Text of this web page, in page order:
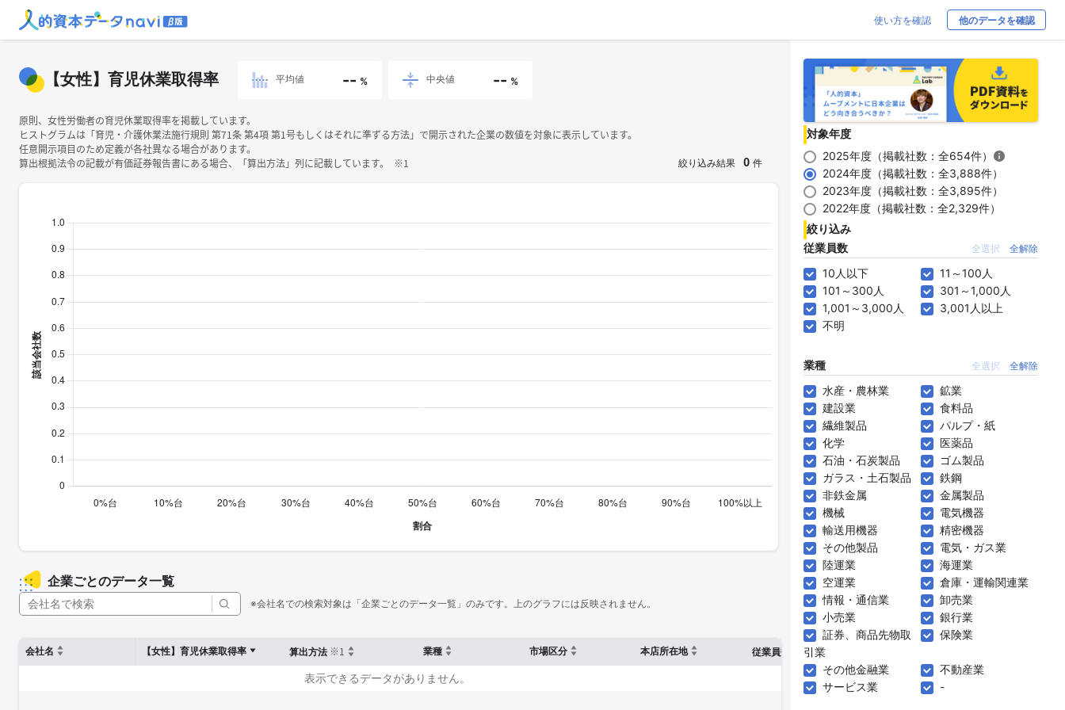
使い方を確認 他のデータを確認
【女性】育児休業取得率 平均値 -- % 中央値 -- %
原則、女性労働者の育児休業取得率を掲載しています。
ヒストグラムは「育児・介護休業法施行規則 第71条 第4項 第1号もしくはそれに準ずる方法」で開示された企業の数値を対象に表示しています。
任意開示項目のため定義が各社異なる場合があります。
算出根拠法令の記載が有価証券報告書にある場合、「算出方法」列に記載しています。 ※1
絞り込み結果 0 件
企業ごとのデータ一覧
※会社名での検索対象は「企業ごとのデータ一覧」のみです。上のグラフには反映されません。
会社名 【女性】育児休業取得率 算出方法 ※1 業種 市場区分 本店所在地 従業員数 ※1
表示できるデータがありません。
対象年度
2025年度（掲載社数：全654件）
2024年度（掲載社数：全3,888件）
2023年度（掲載社数：全3,895件）
2022年度（掲載社数：全2,329件）
絞り込み
従業員数
全選択 全解除
10人以下
11～100人
101～300人
301～1,000人
1,001～3,000人
3,001人以上
不明
業種 全選択 全解除
水産・農林業
鉱業
建設業
食料品
繊維製品
パルプ・紙
化学
医薬品
石油・石炭製品
ゴム製品
ガラス・土石製品
鉄鋼
非鉄金属
金属製品
機械
電気機器
輸送用機器
精密機器
その他製品
電気・ガス業
陸運業
海運業
空運業
倉庫・運輸関連業
情報・通信業
卸売業
小売業
銀行業
証券、商品先物取
引業
保険業
その他金融業
不動産業
サービス業
-